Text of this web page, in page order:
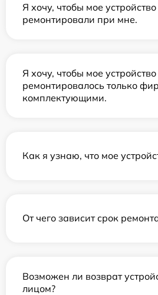
Я хочу, чтобы мое устройство
ремонтировали при мне.
Я хочу, чтобы мое
ремонтировалось только
комплектующими.
Как я узнаю, что мое
От чего зависит срок
Возможен ли возврат
лицом?